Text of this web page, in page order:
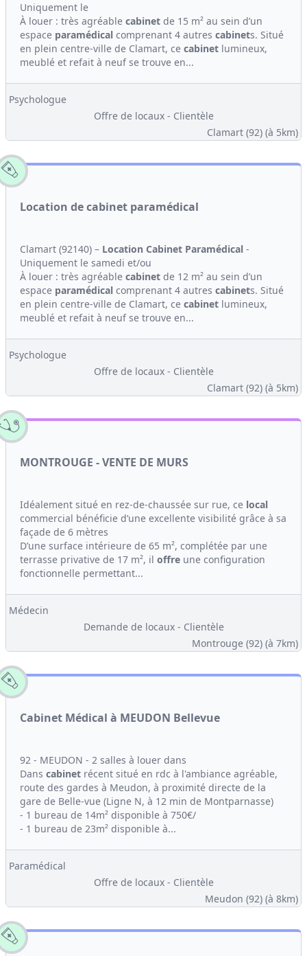
Uniquement le
À louer : très agréable cabinet de 15 m² au sein d’un
espace paramédical comprenant 4 autres cabinets. Situé
en plein centre-ville de Clamart, ce cabinet lumineux,
meublé et refait à neuf se trouve en...
Psychologue
Offre de locaux - Clientèle
Clamart (92) (à 5km)
Location de cabinet paramédical
Clamart (92140) – Location Cabinet Paramédical -
Uniquement le samedi et/ou
À louer : très agréable cabinet de 12 m² au sein d’un
espace paramédical comprenant 4 autres cabinets. Situé
en plein centre-ville de Clamart, ce cabinet lumineux,
meublé et refait à neuf se trouve en...
Psychologue
Offre de locaux - Clientèle
Clamart (92) (à 5km)
MONTROUGE - VENTE DE MURS
Idéalement situé en rez-de-chaussée sur rue, ce local
commercial bénéficie d’une excellente visibilité grâce à sa
façade de 6 mètres
D’une surface intérieure de 65 m², complétée par une
terrasse privative de 17 m², il offre une configuration
fonctionnelle permettant...
Médecin
Demande de locaux - Clientèle
Montrouge (92) (à 7km)
Cabinet Médical à MEUDON Bellevue
92 - MEUDON - 2 salles à louer dans
Dans cabinet récent situé en rdc à l'ambiance agréable,
route des gardes à Meudon, à proximité directe de la
gare de Belle-vue (Ligne N, à 12 min de Montparnasse)
- 1 bureau de 14m² disponible à 750€/
- 1 bureau de 23m² disponible à...
Paramédical
Offre de locaux - Clientèle
Meudon (92) (à 8km)